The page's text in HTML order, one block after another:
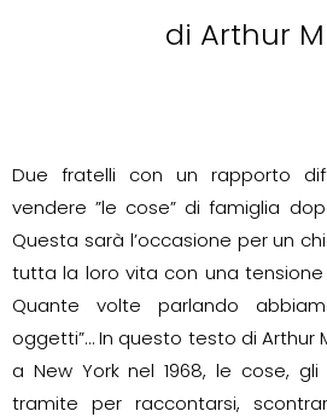
di Arthur
Due fratelli con un rapporto
vendere ”le cose” di famiglia
Questa sarà l’occasione per un
tutta la loro vita con una
Quante volte parlando
oggetti”… In questo testo di Arthur
a New York nel 1968, le cose,
tramite per raccontarsi,